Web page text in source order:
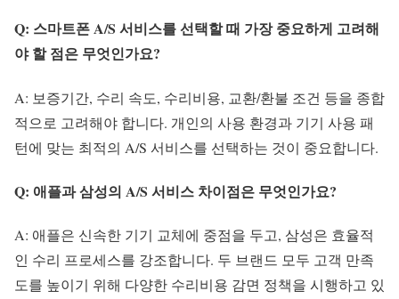
Q: 스마트폰 A/S 서비스를 선택할 때 가장 중요하게 고려해
야 할 점은 무엇인가요?
A: 보증기간, 수리 속도, 수리비용, 교환/환불 조건 등을 종합
적으로 고려해야 합니다. 개인의 사용 환경과 기기 사용 패
턴에 맞는 최적의 A/S 서비스를 선택하는 것이 중요합니다.
Q: 애플과 삼성의 A/S 서비스 차이점은 무엇인가요?
A: 애플은 신속한 기기 교체에 중점을 두고, 삼성은 효율적
인 수리 프로세스를 강조합니다. 두 브랜드 모두 고객 만족
도를 높이기 위해 다양한 수리비용 감면 정책을 시행하고 있